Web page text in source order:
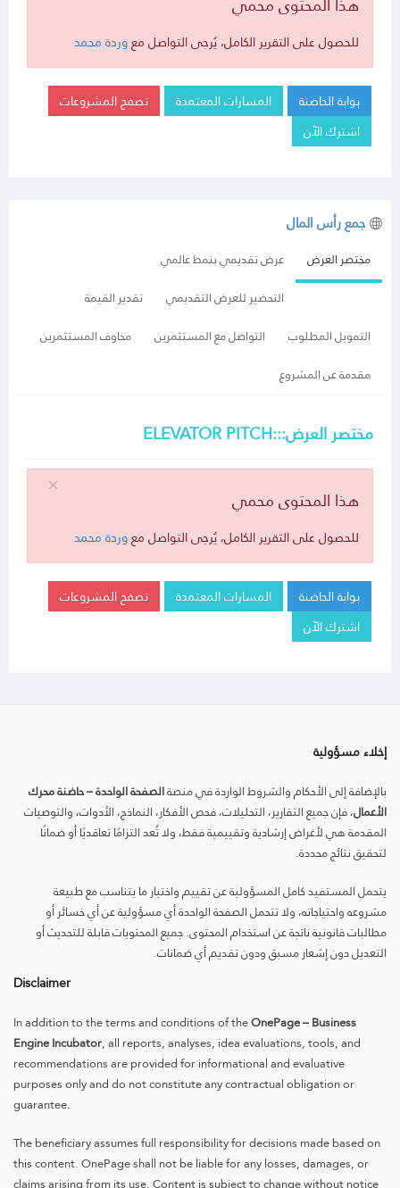
للحصول على التقرير الكامل، يُرجى التواصل معوردة محمد
بوابة الحاضنة المسارات المعتمدة
تصفح المشروعات
اشترك الآن
جمع رأس المال
مختصر العرض
عرض تقديمي بنمط عالمي
التحضير للعرض التقديمي
تقدير القيمة
التمويل المطلوب
التواصل مع المستثمرين
مخاوف المستثمرين
مقدمة عن المشروع
مختصر العرض:::ELEVATOR PITCH
هذا المحتوى محمي
للحصول على التقرير الكامل، يُرجى التواصل معوردة محمد
بوابة الحاضنة المسارات المعتمدة
تصفح المشروعات
اشترك الآن
إخلاء مسؤولية
بالإضافة إلى الأحكام والشروط الواردة في منصةالصفحة الواحدة – حاضنة محرك
الأعمال، فإن جميع التقارير، التحليلات، فحص الأفكار، النماذج، الأدوات، والتوصيات
المقدمة هي لأغراض إرشادية وتقييمية فقط، ولا تُعد التزامًا تعاقديًا أو ضمانًا
لتحقيق نتائج محددة.
يتحمل المستفيد كامل المسؤولية عن تقييم واختيار ما يتناسب مع طبيعة
مشروعه واحتياجاته، ولا تتحمل الصفحة الواحدة أي مسؤولية عن أي خسائر أو
مطالبات قانونية ناتجة عن استخدام المحتوى. جميع المحتويات قابلة للتحديث أو
التعديل دون إشعار مسبق ودون تقديم أي ضمانات.
Disclaimer
In addition to the terms and conditions of theOnePage – Business
Engine Incubator, all reports, analyses, idea evaluations, tools, and
recommendations are provided for informational and evaluative
purposes only and do not constitute any contractual obligation or
guarantee.
The beneficiary assumes full responsibility for decisions made based on
this content. OnePage shall not be liable for any losses, damages, or